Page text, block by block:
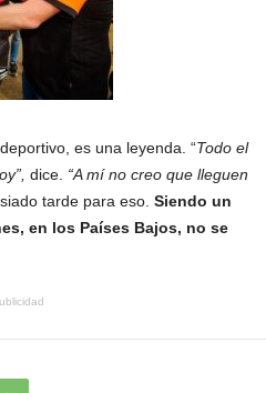
es una leyenda. “Todo el
dice. “A mí no creo que lleguen
tarde para eso. Siendo un
en los Países Bajos, no se